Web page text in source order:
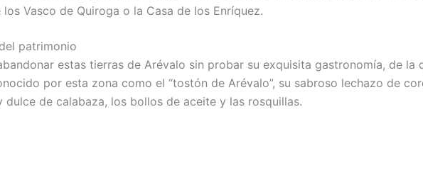
Vasco de Quiroga o la Casa de los Enríquez.
patrimonio
estas tierras de Arévalo sin probar su exquisita gastronomía, de la
por esta zona como el “tostón de Arévalo”, su sabroso lechazo de
de calabaza, los bollos de aceite y las rosquillas.